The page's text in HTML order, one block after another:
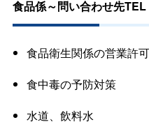
食品係～問い合わせ先
食品衛生関係の営業許
食中毒の予防対策
水道、飲料水